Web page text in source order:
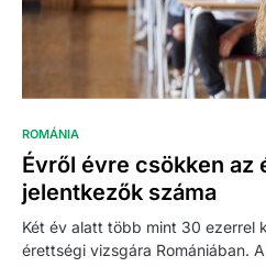
ROMÁNIA
Évről évre csökken az
jelentkezők száma
Két év alatt több mint 30 ezerrel
érettségi vizsgára Romániában.